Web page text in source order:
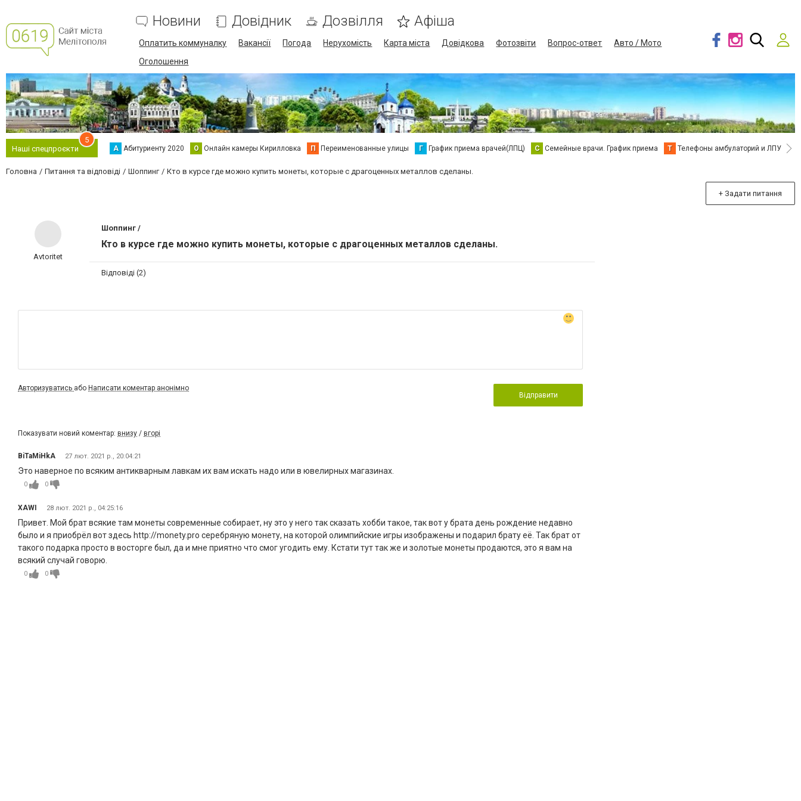
Новини Довідник Дозвілля Афіша
Оплатить коммуналку Вакансії Погода Нерухомість Карта міста Довідкова Фотозвіти Вопрос-ответ
Авто / Мото
Оголошення
Наші спецпроєкти
5
А Абитуриенту 2020 О Онлайн камеры Кирилловка П Переименованные улицы Г График приема врачей(ЛПЦ) С Семейные врачи. График приема Т Телефоны амбулаторий и ЛПУ В
Головна Питання та відповіді Шоппинг Кто в курсе где можно купить монеты, которые с драгоценных металлов сделаны.
+ Задати питання
Avtoritet
Шоппинг /
Кто в курсе где можно купить монеты, которые с драгоценных металлов сделаны.
Відповіді (2)
Авторизуватись або Написати коментар анонімно
Відправити
Показувати новий коментар: внизу / вгорі
BiTaMiHkA 27 лют. 2021 р., 20:04:21
Это наверное по всяким антикварным лавкам их вам искать надо или в ювелирных магазинах.
0 0
XAWI 28 лют. 2021 р., 04:25:16
Привет. Мой брат всякие там монеты современные собирает, ну это у него так сказать хобби такое, так вот у брата день рождение недавно
было и я приобрёл вот здесь http://monety.pro серебряную монету, на которой олимпийские игры изображены и подарил брату её. Так брат от
такого подарка просто в восторге был, да и мне приятно что смог угодить ему. Кстати тут так же и золотые монеты продаются, это я вам на
всякий случай говорю.
0 0